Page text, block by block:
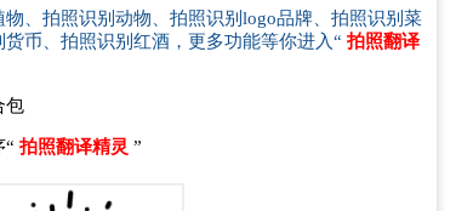
、拍照识别动物、拍照识别logo品牌、拍照识别菜
币、拍照识别红酒，更多功能等你进入“ 拍照翻译
包
“ 拍照翻译精灵 ”